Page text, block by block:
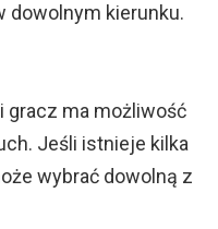
dowolnym kierunku.
gracz ma możliwość
Jeśli istnieje kilka
wybrać dowolną z